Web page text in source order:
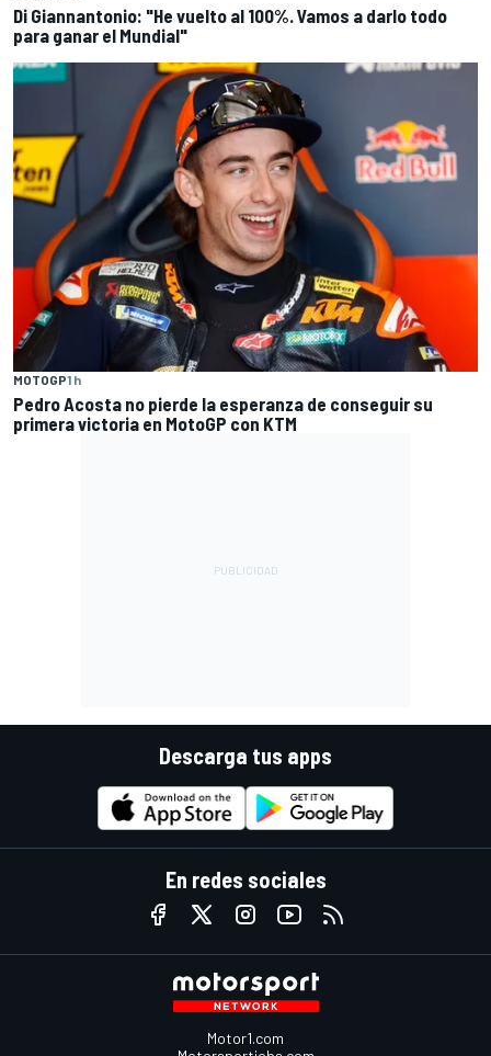
Di Giannantonio: "He vuelto al 100%. Vamos a darlo todo
para ganar el Mundial"
MOTOGP1 h
Pedro Acosta no pierde la esperanza de conseguir su
primera victoria en MotoGP con KTM
Descarga tus apps
En redes sociales
Motor1.com